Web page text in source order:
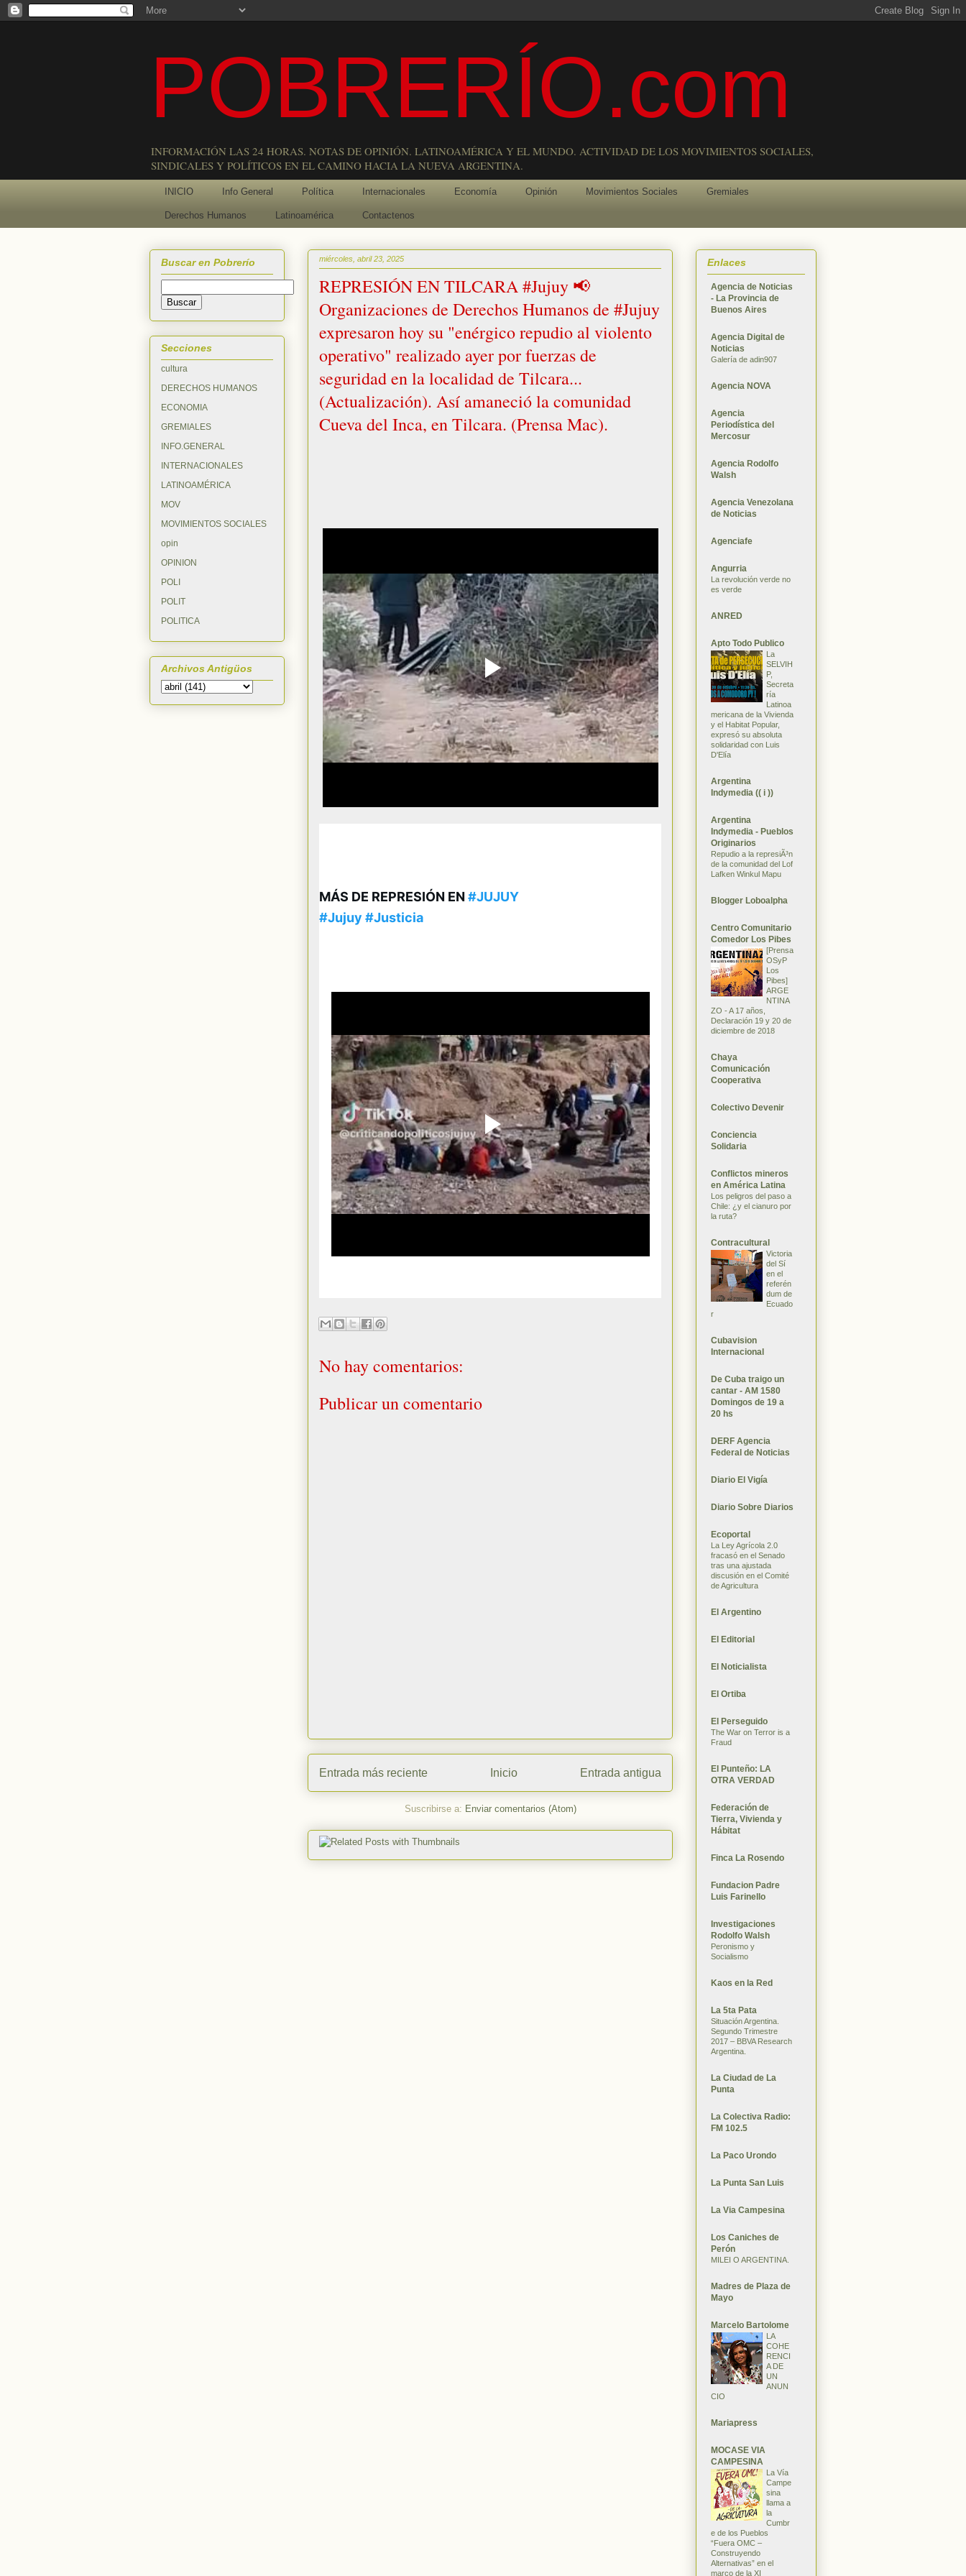
POBRERÍO.com
INFORMACIÓN LAS 24 HORAS. NOTAS DE OPINIÓN. LATINOAMÉRICA Y EL MUNDO. ACTIVIDAD DE LOS MOVIMIENTOS SOCIALES,
SINDICALES Y POLÍTICOS EN EL CAMINO HACIA LA NUEVA ARGENTINA.
INICIO Info General Política Internacionales Economía Opinión Movimientos Sociales Gremiales
Derechos Humanos Latinoamérica Contactenos
miércoles, abril 23, 2025
REPRESIÓN EN TILCARA #Jujuy 📢
Organizaciones de Derechos Humanos de #Jujuy
expresaron hoy su "enérgico repudio al violento
operativo" realizado ayer por fuerzas de
seguridad en la localidad de Tilcara...
(Actualización). Así amaneció la comunidad
Cueva del Inca, en Tilcara. (Prensa Mac).
MÁS DE REPRESIÓN EN #JUJUY
#Jujuy #Justicia
No hay comentarios:
Publicar un comentario
Entrada más reciente Entrada antigua
Inicio
Suscribirse a: Enviar comentarios (Atom)
Buscar en Pobrerío
Secciones
cultura
DERECHOS HUMANOS
ECONOMIA
GREMIALES
INFO.GENERAL
INTERNACIONALES
LATINOAMÉRICA
MOV
MOVIMIENTOS SOCIALES
opin
OPINION
POLI
POLIT
POLITICA
Archivos Antigüos
Enlaces
Agencia de Noticias
- La Provincia de
Buenos Aires
Agencia Digital de
Noticias
Galería de adin907
Agencia NOVA
Agencia
Periodística del
Mercosur
Agencia Rodolfo
Walsh
Agencia Venezolana
de Noticias
Agenciafe
Angurria
La revolución verde no
es verde
ANRED
Apto Todo Publico
La
SELVIH
P,
Secreta
ría
Latinoa
mericana de la Vivienda
y el Habitat Popular,
expresó su absoluta
solidaridad con Luis
D'Elía
Argentina
Indymedia (( i ))
Argentina
Indymedia - Pueblos
Originarios
Repudio a la represiÃ³n
de la comunidad del Lof
Lafken Winkul Mapu
Blogger Loboalpha
Centro Comunitario
Comedor Los Pibes
[Prensa
OSyP
Los
Pibes]
ARGE
NTINA
ZO - A 17 años,
Declaración 19 y 20 de
diciembre de 2018
Chaya
Comunicación
Cooperativa
Colectivo Devenir
Conciencia
Solidaria
Conflictos mineros
en América Latina
Los peligros del paso a
Chile: ¿y el cianuro por
la ruta?
Contracultural
Victoria
del Sí
en el
referén
dum de
Ecuado
r
Cubavision
Internacional
De Cuba traigo un
cantar - AM 1580
Domingos de 19 a
20 hs
DERF Agencia
Federal de Noticias
Diario El Vigía
Diario Sobre Diarios
Ecoportal
La Ley Agrícola 2.0
fracasó en el Senado
tras una ajustada
discusión en el Comité
de Agricultura
El Argentino
El Editorial
El Noticialista
El Ortiba
El Perseguido
The War on Terror is a
Fraud
El Punteño: LA
OTRA VERDAD
Federación de
Tierra, Vivienda y
Hábitat
Finca La Rosendo
Fundacion Padre
Luis Farinello
Investigaciones
Rodolfo Walsh
Peronismo y
Socialismo
Kaos en la Red
La 5ta Pata
Situación Argentina.
Segundo Trimestre
2017 – BBVA Research
Argentina.
La Ciudad de La
Punta
La Colectiva Radio:
FM 102.5
La Paco Urondo
La Punta San Luis
La Via Campesina
Los Caniches de
Perón
MILEI O ARGENTINA.
Madres de Plaza de
Mayo
Marcelo Bartolome
LA
COHE
RENCI
A DE
UN
ANUN
CIO
Mariapress
MOCASE VIA
CAMPESINA
La Vía
Campe
sina
llama a
la
Cumbr
e de los Pueblos
“Fuera OMC –
Construyendo
Alternativas” en el
marco de la XI